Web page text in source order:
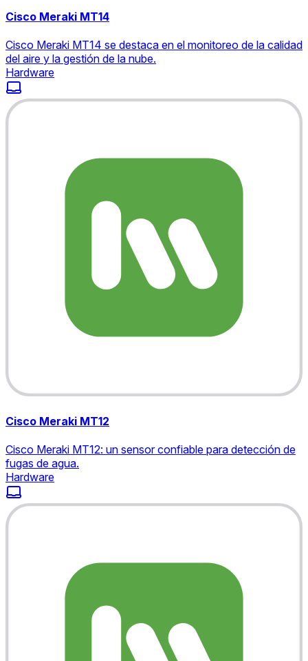
Cisco Meraki MT14
Cisco Meraki MT14 se destaca en el monitoreo de la calidad
del aire y la gestión de la nube.
Hardware
Cisco Meraki MT12
Cisco Meraki MT12: un sensor confiable para detección de
fugas de agua.
Hardware